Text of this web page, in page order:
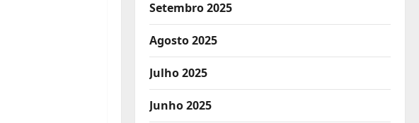
Setembro 2025
Agosto 2025
Julho 2025
Junho 2025